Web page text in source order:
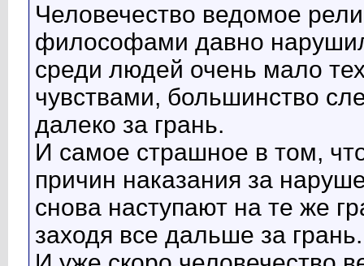
Человечество ведомое
философами давно
среди людей очень мало
чувствами, большинство
далеко за грань.
И самое страшное в том,
причин наказания за
снова наступают на те же
заходя все дальше за грань.